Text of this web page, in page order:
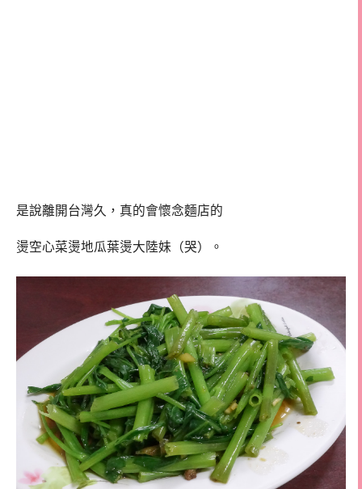
是說離開台灣久，真的會懷念麵店的
燙空心菜燙地瓜葉燙大陸妹（哭）。